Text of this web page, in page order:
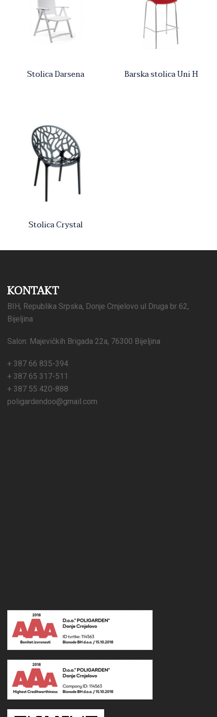
Stolica Darsena Barska stolica Uni H
Stolica Crystal
KONTAKT
BIH, Republika Srpska, Donje Crnjelovo ul Druga br 62,
Bijeljina
Salon: Majevičkih Brigada 22a, 76300 Bijeljina
+ 387 66 835-394
+ 387 65 317-511
+ 387 55 420-888
poligardendoo@gmail.com